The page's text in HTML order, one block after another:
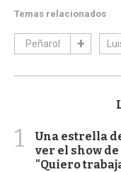
Temas relacionados
Peñarol
1
Una estrella
ver el show
"Quiero